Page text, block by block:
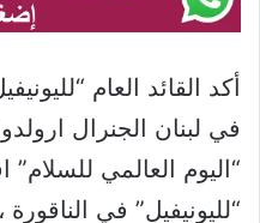
أكد القائد العام
في لبنان الجنرال
“اليوم العالمي للسلام”
“لليونيفيل” في الناقورة